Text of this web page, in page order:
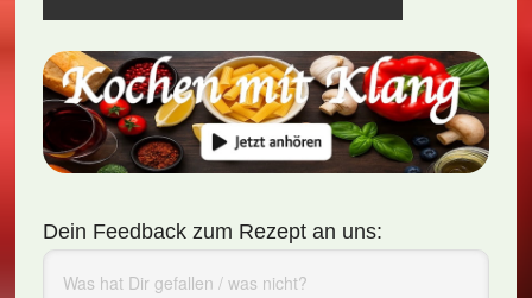
Dein Feedback zum Rezept an uns: